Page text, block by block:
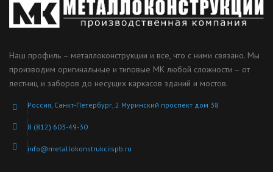
Наш профиль – металлоконструкции и все, что с ними связано. Мы
производим оригинальные и типовые МК любой сложности – от
лестниц и заборов до несущих каркасов зданий и мостов.
Россия, Санкт-Петербург, 2 Муринский проспект дом 38
8 (812) 603-49-30
info@metallokonstrukciispb.ru